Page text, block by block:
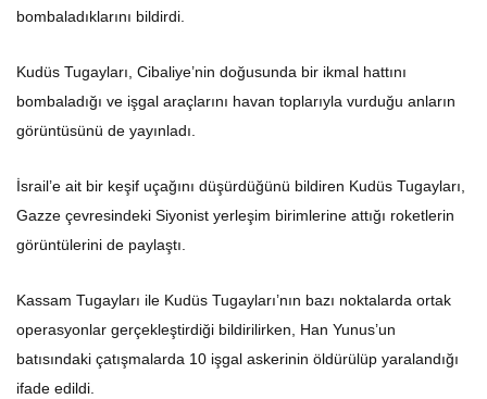
bombaladıklarını bildirdi.
Kudüs Tugayları, Cibaliye’nin doğusunda bir ikmal hattını
bombaladığı ve işgal araçlarını havan toplarıyla vurduğu anların
görüntüsünü de yayınladı.
İsrail’e ait bir keşif uçağını düşürdüğünü bildiren Kudüs Tugayları,
Gazze çevresindeki Siyonist yerleşim birimlerine attığı roketlerin
görüntülerini de paylaştı.
Kassam Tugayları ile Kudüs Tugayları’nın bazı noktalarda ortak
operasyonlar gerçekleştirdiği bildirilirken, Han Yunus’un
batısındaki çatışmalarda 10 işgal askerinin öldürülüp yaralandığı
ifade edildi.